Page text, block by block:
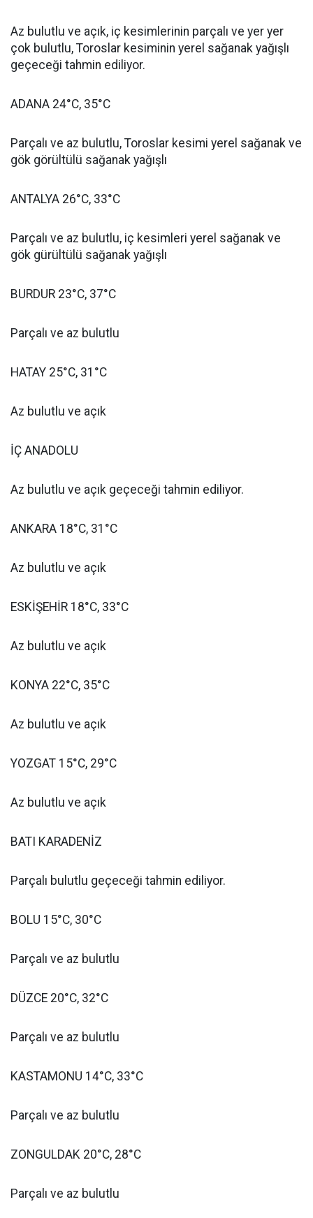
Az bulutlu ve açık, iç kesimlerinin parçalı ve yer yer
çok bulutlu, Toroslar kesiminin yerel sağanak yağışlı
geçeceği tahmin ediliyor.
ADANA 24°C, 35°C
Parçalı ve az bulutlu, Toroslar kesimi yerel sağanak ve
gök görültülü sağanak yağışlı
ANTALYA 26°C, 33°C
Parçalı ve az bulutlu, iç kesimleri yerel sağanak ve
gök gürültülü sağanak yağışlı
BURDUR 23°C, 37°C
Parçalı ve az bulutlu
HATAY 25°C, 31°C
Az bulutlu ve açık
İÇ ANADOLU
Az bulutlu ve açık geçeceği tahmin ediliyor.
ANKARA 18°C, 31°C
Az bulutlu ve açık
ESKİŞEHİR 18°C, 33°C
Az bulutlu ve açık
KONYA 22°C, 35°C
Az bulutlu ve açık
YOZGAT 15°C, 29°C
Az bulutlu ve açık
BATI KARADENİZ
Parçalı bulutlu geçeceği tahmin ediliyor.
BOLU 15°C, 30°C
Parçalı ve az bulutlu
DÜZCE 20°C, 32°C
Parçalı ve az bulutlu
KASTAMONU 14°C, 33°C
Parçalı ve az bulutlu
ZONGULDAK 20°C, 28°C
Parçalı ve az bulutlu